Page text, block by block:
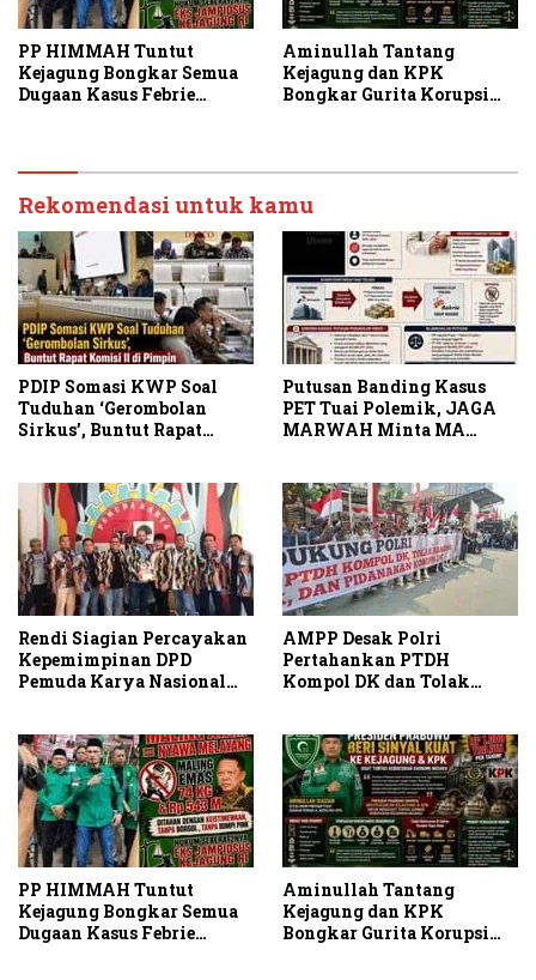
PP HIMMAH Tuntut
Kejagung Bongkar Semua
Dugaan Kasus Febrie
Aminullah Tantang
Kejagung dan KPK
Bongkar Gurita Korupsi
Rekomendasi untuk kamu
PDIP Somasi KWP Soal
Tuduhan ‘Gerombolan
Sirkus’, Buntut Rapat
Putusan Banding Kasus
PET Tuai Polemik, JAGA
MARWAH Minta MA
Rendi Siagian Percayakan
Kepemimpinan DPD
Pemuda Karya Nasional
AMPP Desak Polri
Pertahankan PTDH
Kompol DK dan Tolak
PP HIMMAH Tuntut
Kejagung Bongkar Semua
Dugaan Kasus Febrie
Aminullah Tantang
Kejagung dan KPK
Bongkar Gurita Korupsi